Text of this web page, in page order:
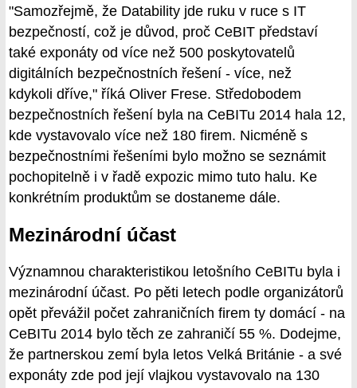
"Samozřejmě, že Datability jde ruku v ruce s IT
bezpečností, což je důvod, proč CeBIT představí
také exponáty od více než 500 poskytovatelů
digitálních bezpečnostních řešení - více, než
kdykoli dříve," říká Oliver Frese. Středobodem
bezpečnostních řešení byla na CeBITu 2014 hala 12,
kde vystavovalo více než 180 firem. Nicméně s
bezpečnostními řešeními bylo možno se seznámit
pochopitelně i v řadě expozic mimo tuto halu. Ke
konkrétním produktům se dostaneme dále.
Mezinárodní účast
Významnou charakteristikou letošního CeBITu byla i
mezinárodní účast. Po pěti letech podle organizátorů
opět převážil počet zahraničních firem ty domácí - na
CeBITu 2014 bylo těch ze zahraničí 55 %. Dodejme,
že partnerskou zemí byla letos Velká Británie - a své
exponáty zde pod její vlajkou vystavovalo na 130